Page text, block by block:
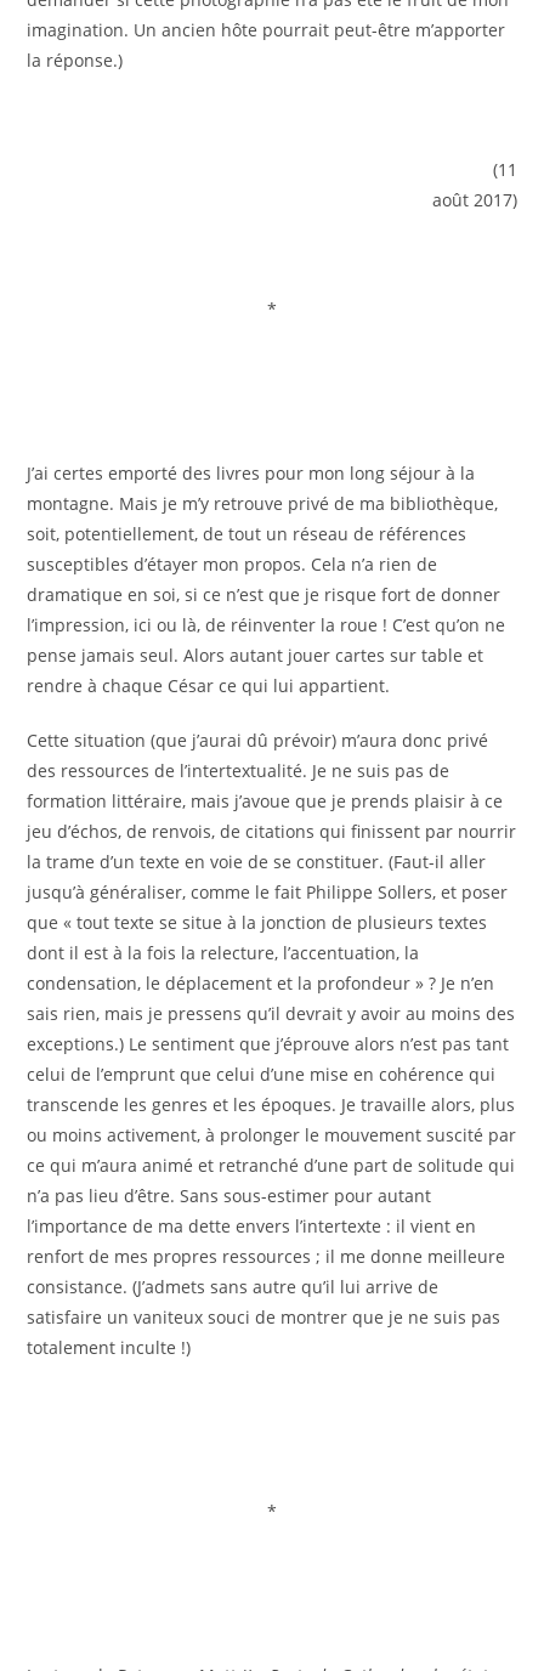
imagination. Un ancien hôte pourrait peut-être m’apporter
la réponse.)
(11
août 2017)
*
J’ai certes emporté des livres pour mon long séjour à la
montagne. Mais je m’y retrouve privé de ma bibliothèque,
soit, potentiellement, de tout un réseau de références
susceptibles d’étayer mon propos. Cela n’a rien de
dramatique en soi, si ce n’est que je risque fort de donner
l’impression, ici ou là, de réinventer la roue ! C’est qu’on ne
pense jamais seul. Alors autant jouer cartes sur table et
rendre à chaque César ce qui lui appartient.
Cette situation (que j’aurai dû prévoir) m’aura donc privé
des ressources de l’intertextualité. Je ne suis pas de
formation littéraire, mais j’avoue que je prends plaisir à ce
jeu d’échos, de renvois, de citations qui finissent par nourrir
la trame d’un texte en voie de se constituer. (Faut-il aller
jusqu’à généraliser, comme le fait Philippe Sollers, et poser
que « tout texte se situe à la jonction de plusieurs textes
dont il est à la fois la relecture, l’accentuation, la
condensation, le déplacement et la profondeur » ? Je n’en
sais rien, mais je pressens qu’il devrait y avoir au moins des
exceptions.) Le sentiment que j’éprouve alors n’est pas tant
celui de l’emprunt que celui d’une mise en cohérence qui
transcende les genres et les époques. Je travaille alors, plus
ou moins activement, à prolonger le mouvement suscité par
ce qui m’aura animé et retranché d’une part de solitude qui
n’a pas lieu d’être. Sans sous-estimer pour autant
l’importance de ma dette envers l’intertexte : il vient en
renfort de mes propres ressources ; il me donne meilleure
consistance. (J’admets sans autre qu’il lui arrive de
satisfaire un vaniteux souci de montrer que je ne suis pas
totalement inculte !)
*